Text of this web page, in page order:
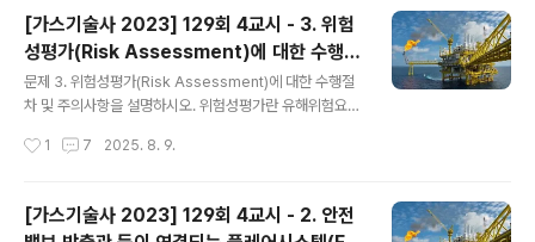
반드시 지켜야 한다. 1. 이입작업 시 안전기준1) 차량운전자
는 안전관리자 책임하 다음 조치를 취해야 한다.정차/시동
정지 : 차량을 정차시키고 브레이크를 건 다음, 엔진을 끄고
메인스위치 등 전기장치를 완전히 차단하여 스파크가 발생
하지 않도록 한다.고정목 설치 : 차량이 앞뒤로 움직이지 않
기 제거용 접지코드를 접지탭에 접속한다.화기유무 확인 :
[가스기술사 2023] 129회 4교시 - 3. 위험
성평가(Risk Assessment)에 대한 수행절
차 및 주의사항을 설명하시오.
문제 3. 위험성평가(Risk Assessment)에 대한 수행절
차 및 주의사항을 설명하시오. 위험성평가란 유해위험요인
험성을 판단하여 감소대책을 수립/실행하는 일련의 과정을
ssment) 1) 위험성평가 실시규정의 작성안전보건방침 및
추진목표 설정, 위험성평가 실시 조직의 구성, 역할과 책임,
1 7 2025. 8. 9.
[가스기술사 2023] 129회 4교시 - 2. 안전